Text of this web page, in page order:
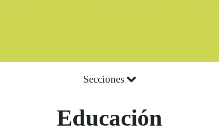
Secciones
Educación